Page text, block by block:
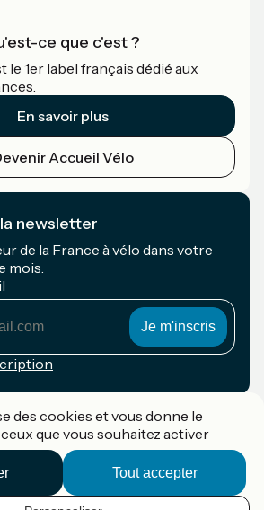
ce que c'est ?
le 1er label français dédié aux
En savoir plus
Accueil Vélo
la newsletter
de la France à vélo dans votre
mois.
des cookies et vous donne le
que vous souhaitez activer
Tout accepter